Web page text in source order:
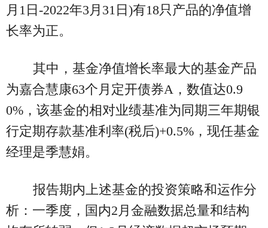
月1日-2022年3月31日)有18只产品的净值增
长率为正。
其中，基金净值增长率最大的基金产品
为嘉合慧康63个月定开债券A，数值达0.9
0%，该基金的相对业绩基准为同期三年期银
行定期存款基准利率(税后)+0.5%，现任基金
经理是季慧娟。
报告期内上述基金的投资策略和运作分
析：一季度，国内2月金融数据总量和结构